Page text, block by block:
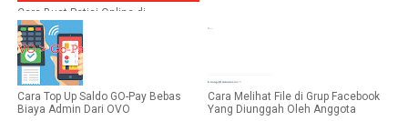
Cara Buat Petisi Online di
Change.org, Mudah Banget
Cara Top Up Saldo GO-Pay Bebas
Biaya Admin Dari OVO
Cara Melihat File di Grup Facebook
Yang Diunggah Oleh Anggota